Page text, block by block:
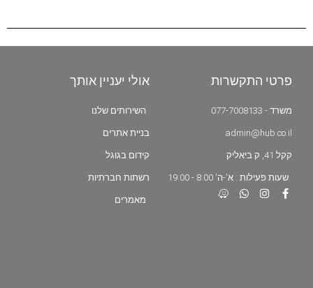
פרטי התקשרות
משרד - 077-7008133
admin@hub.co.il
קקל 41, ק.ביאליק
שעות פעילות : א'-ה' 8:00 - 19:00
אולי יעניין אותך
השירותים שלנו
בניית אתרים
קידום בגוגל
רשתות חברתיות
מאמרים